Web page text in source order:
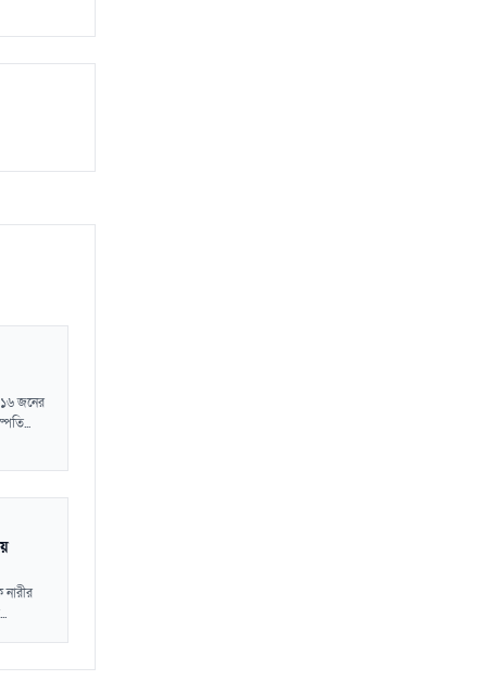
জনের